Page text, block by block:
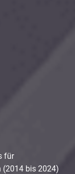
für
(2014 bis 2024)